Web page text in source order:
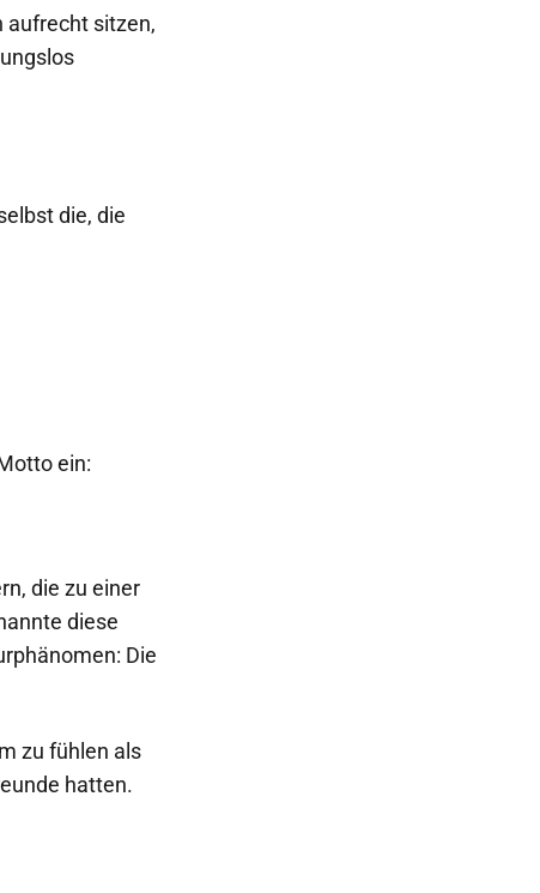
aufrecht sitzen,
die, die
ein:
die zu einer
diese
Die
zu fühlen als
hatten.